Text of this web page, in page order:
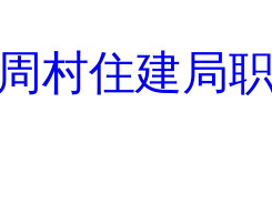
周村住建局